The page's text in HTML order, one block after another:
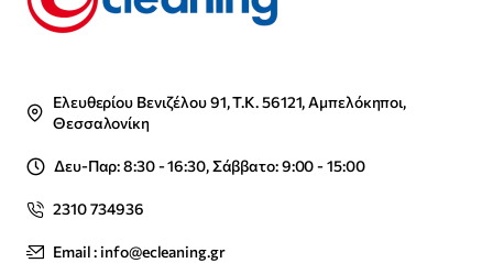
Ελευθερίου Βενιζέλου 91, Τ.Κ. 56121, Αμπελόκηποι,
Θεσσαλονίκη
Δευ-Παρ: 8:30 - 16:30, Σάββατο: 9:00 - 15:00
2310 734936
Email : info@ecleaning.gr